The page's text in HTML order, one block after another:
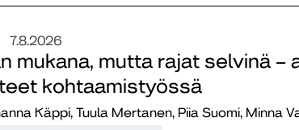
7.8.2026
mukana, mutta rajat selvinä –
kohtaamistyössä
Käppi, Tuula Mertanen, Piia Suomi, Minna